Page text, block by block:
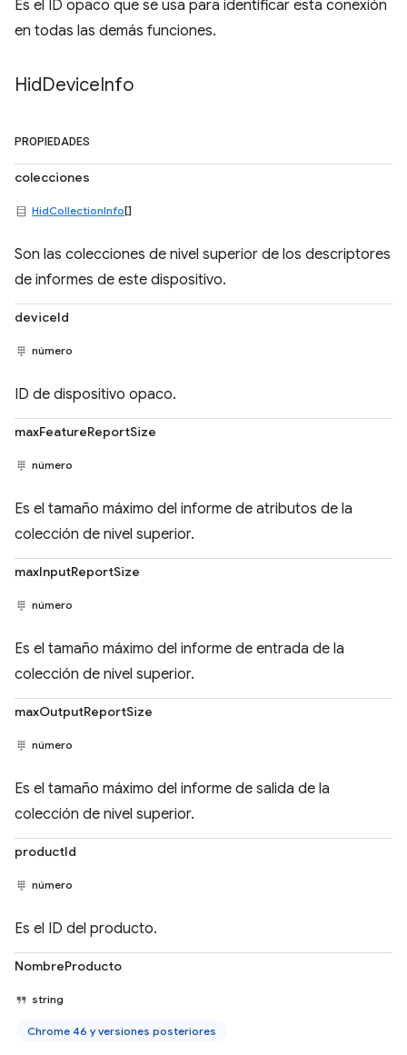
Es el ID opaco que se usa para identificar esta conexión
en todas las demás funciones.
HidDeviceInfo
PROPIEDADES
colecciones
HidCollectionInfo[]
Son las colecciones de nivel superior de los descriptores
de informes de este dispositivo.
deviceId
número
ID de dispositivo opaco.
maxFeatureReportSize
número
Es el tamaño máximo del informe de atributos de la
colección de nivel superior.
maxInputReportSize
número
Es el tamaño máximo del informe de entrada de la
colección de nivel superior.
maxOutputReportSize
número
Es el tamaño máximo del informe de salida de la
colección de nivel superior.
productId
número
Es el ID del producto.
NombreProducto
string
Chrome 46 y versiones posteriores